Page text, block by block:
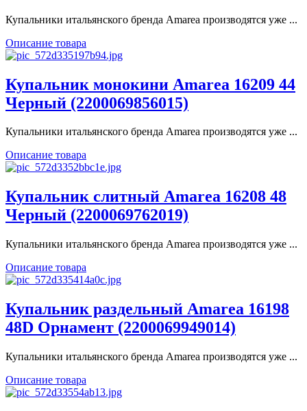
Купальники итальянского бренда Amarea производятся уже ...
Описание товара
Купальник монокини Amarea 16209 44
Черный (2200069856015)
Купальники итальянского бренда Amarea производятся уже ...
Описание товара
Купальник слитный Amarea 16208 48
Черный (2200069762019)
Купальники итальянского бренда Amarea производятся уже ...
Описание товара
Купальник раздельный Amarea 16198
48D Орнамент (2200069949014)
Купальники итальянского бренда Amarea производятся уже ...
Описание товара